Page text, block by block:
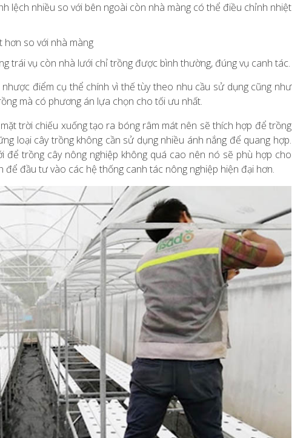
lệch nhiều so với bên ngoài còn nhà màng có thể điều chỉnh nhiệt
hơn so với nhà màng
trái vụ còn nhà lưới chỉ trồng được bình thường, đúng vụ canh tác.
điểm cụ thể chính vì thế tùy theo nhu cầu sử dụng cũng như
mà có phương án lựa chọn cho tối ưu nhất.
trời chiếu xuống tạo ra bóng râm mát nên sẽ thích hợp để trồng
loại cây trồng không cần sử dụng nhiều ánh nắng để quang hợp.
để trồng cây nông nghiệp không quá cao nên nó sẽ phù hợp cho
đầu tư vào các hệ thống canh tác nông nghiệp hiện đại hơn.